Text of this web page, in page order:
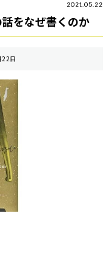
2021.05.22
をなぜ書くのか
日